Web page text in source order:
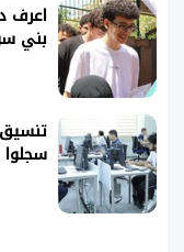
بني
سجلوا